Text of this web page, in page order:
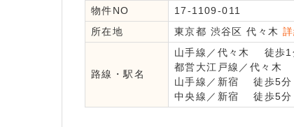
物件NO
17-1109-011
所在地
東京都 渋谷区 代々木
路線・駅名
山手線 ／ 代々木
徒歩1
都営大江戸線 ／ 代々木
山手線 ／ 新宿 徒歩5分
中央線 ／ 新宿 徒歩5分